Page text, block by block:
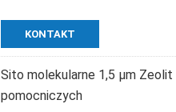
KONTAKT
Sito molekularne 1,5 µm
pomocniczych